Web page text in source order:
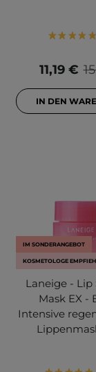
11,19 €
IN DEN
IM SONDERANGEBOT
KOSMETOLOGE
Laneige - Lip
Mask EX -
Intensive